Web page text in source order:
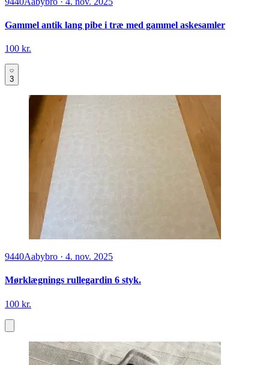
Gammel antik lang pibe i træ med gammel askesamler
100 kr.
3
9440Aabybro · 4. nov. 2025
Mørklægnings rullegardin 6 styk.
100 kr.